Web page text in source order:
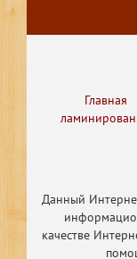
Главная
Данный
качестве